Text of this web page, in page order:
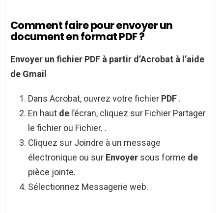
Comment faire pour envoyer un
document en format PDF ?
Envoyer un fichier PDF à partir d’Acrobat à l’aide
de Gmail
Dans Acrobat, ouvrez votre fichier PDF .
En haut de l’écran, cliquez sur Fichier Partager
le fichier ou Fichier. .
Cliquez sur Joindre à un message
électronique ou sur Envoyer sous forme de
pièce jointe.
Sélectionnez Messagerie web.